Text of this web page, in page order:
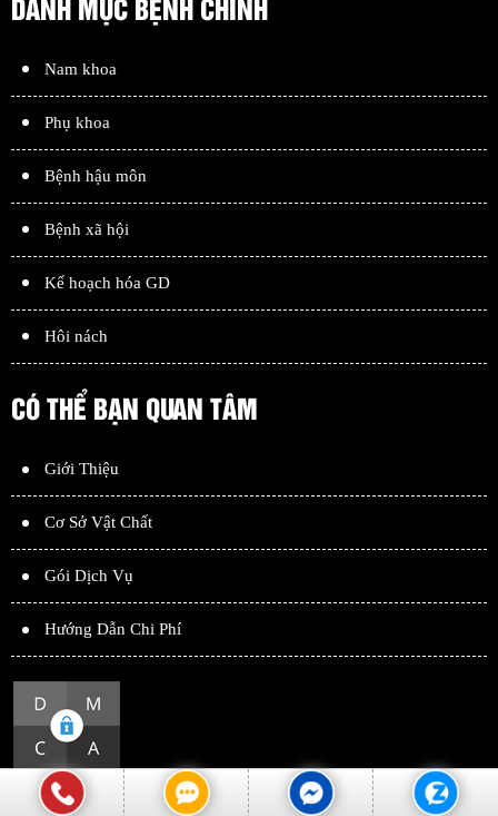
Nam khoa
Phụ khoa
Bệnh hậu môn
Bệnh xã hội
Kế hoạch hóa GD
Hôi nách
CÓ THỂ BẠN QUAN TÂM
Giới Thiệu
Cơ Sở Vật Chất
Gói Dịch Vụ
Hướng Dẫn Chi Phí